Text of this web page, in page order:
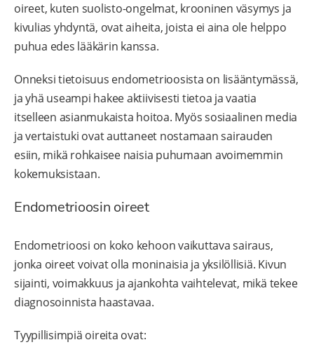
oireet, kuten suolisto-ongelmat, krooninen väsymys ja
kivulias yhdyntä, ovat aiheita, joista ei aina ole helppo
puhua edes lääkärin kanssa.
Onneksi tietoisuus endometrioosista on lisääntymässä,
ja yhä useampi hakee aktiivisesti tietoa ja vaatia
itselleen asianmukaista hoitoa. Myös sosiaalinen media
ja vertaistuki ovat auttaneet nostamaan sairauden
esiin, mikä rohkaisee naisia puhumaan avoimemmin
kokemuksistaan.
Endometrioosin oireet
Endometrioosi on koko kehoon vaikuttava sairaus,
jonka oireet voivat olla moninaisia ja yksilöllisiä. Kivun
sijainti, voimakkuus ja ajankohta vaihtelevat, mikä tekee
diagnosoinnista haastavaa.
Tyypillisimpiä oireita ovat: